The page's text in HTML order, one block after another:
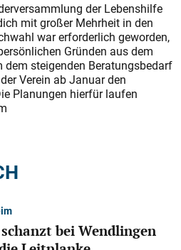
der Lebenshilfe
mit großer Mehrheit in den
war erforderlich geworden,
Gründen aus dem
dem steigenden Beratungsbedarf
Verein ab Januar den
Planungen hierfür laufen
bei Wendlingen